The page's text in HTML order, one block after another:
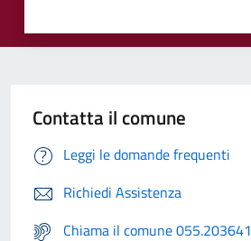
Contatta il comune
Leggi le domande frequenti
Richiedi Assistenza
Chiama il comune 055.203641